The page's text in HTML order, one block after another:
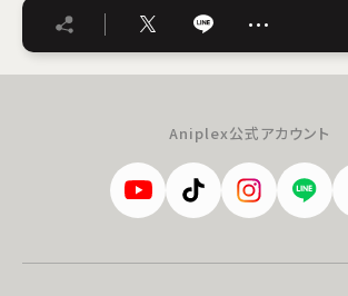
…
Aniplex公式アカウント